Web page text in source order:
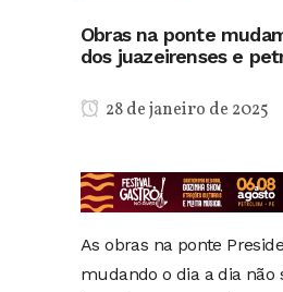
Obras na ponte
dos juazeirenses e
28 de janeiro de 2025
As obras na ponte
mudando o dia a dia não